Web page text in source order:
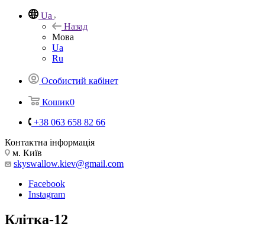
Ua
Назад
Мова
Ua
Ru
Особистий кабінет
Кошик0
+38 063 658 82 66
Контактна інформація
м. Київ
skyswallow.kiev@gmail.com
Facebook
Instagram
Клітка-12